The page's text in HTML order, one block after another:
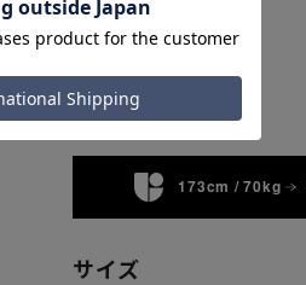
ブルー
173cm / 70kg
サイズ